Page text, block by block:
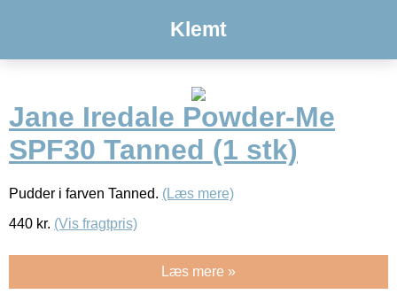
Klemt
Jane Iredale Powder-Me
SPF30 Tanned (1 stk)
Pudder i farven Tanned. (Læs mere)
440 kr. (Vis fragtpris)
Læs mere »